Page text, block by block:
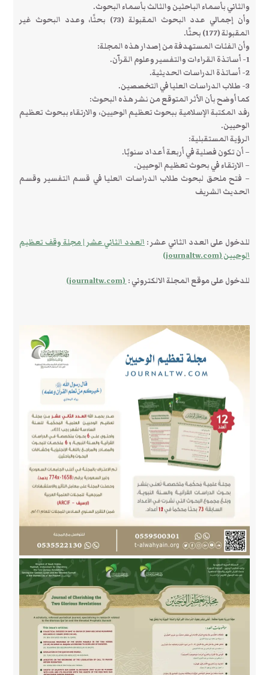
والثاني بأسماء الباحثين والثالث بأسماء البحوث.
وأن إجمالي عدد البحوث المقبولة (73) بحثًا، وعدد البحوث غير
المقبولة (177) بحثًا.
وأن الفئات المستهدفة من إصدار هذه المجلة:
1- أساتذة القراءات والتفسير وعلوم القرآن.
2- أساتذة الدراسات الحديثية.
3- طلاب الدراسات العليا في التخصصين.
كما أوضح بأن الأثر المتوقع من نشر هذه البحوث:
رفد المكتبة الإسلامية ببحوث تعظيم الوحيين، والارتقاء ببحوث تعظيم
الوحيين.
الرؤية المستقبلية:
– أن تكون فصلية في أربعة أعداد سنويًا.
– الارتقاء في بحوث تعظيم الوحيين.
– فتح ملحق لبحوث طلاب الدراسات العليا في قسم التفسير وقسم
الحديث الشريف
للدخول على العدد الثاني عشر : العدد الثاني عشر | مجلة وقف تعظيم
الوحيين (journaltw.com)
للدخول على موقع المجلة الالكتروني : (journaltw.com)